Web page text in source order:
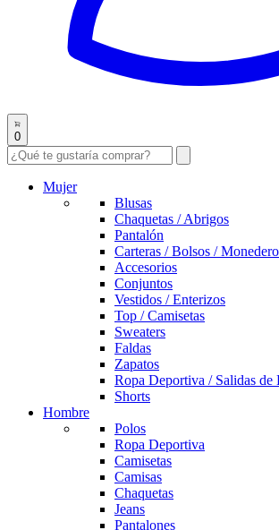
0
Mujer
Blusas
Chaquetas / Abrigos
Pantalón
Carteras / Bolsos /
Accesorios
Conjuntos
Vestidos / Enterizos
Top / Camisetas
Sweaters
Faldas
Zapatos
Ropa Deportiva / Salidas de
Shorts
Hombre
Polos
Ropa Deportiva
Camisetas
Camisas
Chaquetas
Jeans
Pantalones